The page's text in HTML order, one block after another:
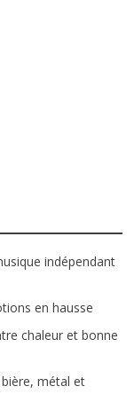
indépendant
en hausse
chaleur et bonne
métal et